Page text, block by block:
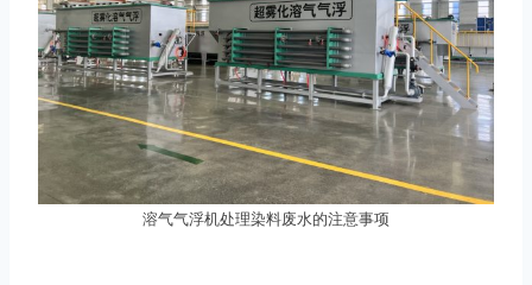
溶气气浮机处理染料废水的注意事项